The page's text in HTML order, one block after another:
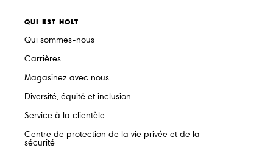
QUI EST HOLT
Qui sommes-nous
Carrières
Magasinez avec nous
Diversité, équité et inclusion
Service à la clientèle
Centre de protection de la vie privée et de la
sécurité